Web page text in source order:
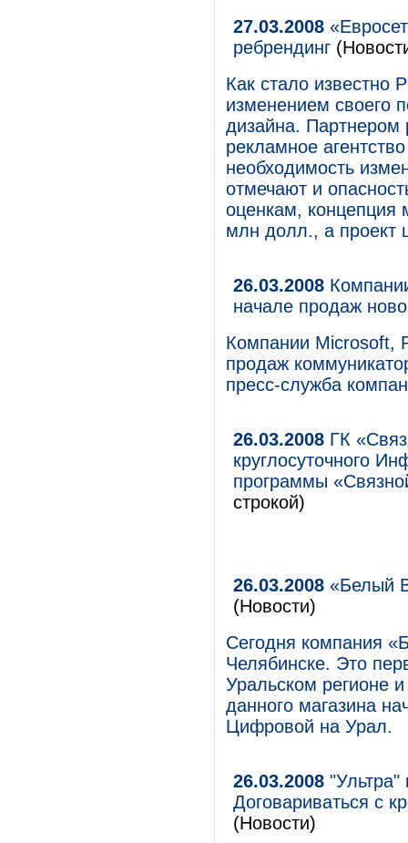
27.03.2008
ребрендинг
Как стало известно
изменением своего
дизайна. Партнером
рекламное
необходимость
отмечают и
оценкам, концепция
млн долл., а
26.03.2008
начале продаж
Компании Microsoft,
продаж
пресс-служба
26.03.2008 ГК
круглосуточного
программы
строкой)
26.03.2008 «Белый
(Новости)
Сегодня компания
Челябинске. Это
Уральском регионе
данного магазина
Цифровой на Урал.
26.03.2008 "Ультра"
Договариваться с
(Новости)